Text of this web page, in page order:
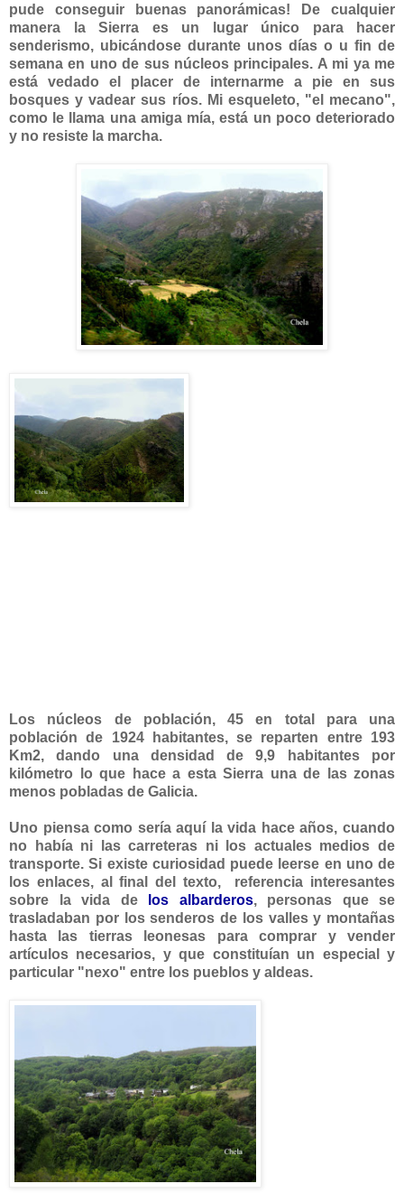
pude conseguir buenas panorámicas! De cualquier
manera la Sierra es un lugar único para hacer
senderismo, ubicándose durante unos días o u fin de
semana en uno de sus núcleos principales. A mi ya me
está vedado el placer de internarme a pie en sus
bosques y vadear sus ríos. Mi esqueleto, "el mecano",
como le llama una amiga mía, está un poco deteriorado
y no resiste la marcha.
Los núcleos de población, 45 en total para una
población de 1924 habitantes, se reparten entre 193
Km2, dando una densidad de 9,9 habitantes por
kilómetro lo que hace a esta Sierra una de las zonas
menos pobladas de Galicia.
Uno piensa como sería aquí la vida hace años, cuando
no había ni las carreteras ni los actuales medios de
transporte. Si existe curiosidad puede leerse en uno de
los enlaces, al final del texto, referencia interesantes
sobre la vida de
los albarderos, personas que se
trasladaban por los senderos de los valles y montañas
hasta las tierras leonesas para comprar y vender
artículos necesarios, y que constituían un especial y
particular "nexo" entre los pueblos y aldeas.